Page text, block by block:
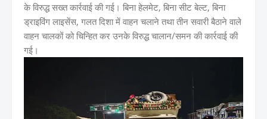
के विरुद्ध सख्त कार्रवाई की गई। बिना हेलमेट, बिना सीट बेल्ट, बिना
ड्राइविंग लाइसेंस, गलत दिशा में वाहन चलाने तथा तीन सवारी बैठाने वाले
वाहन चालकों को चिन्हित कर उनके विरुद्ध चालान/समन की कार्रवाई की
गई।